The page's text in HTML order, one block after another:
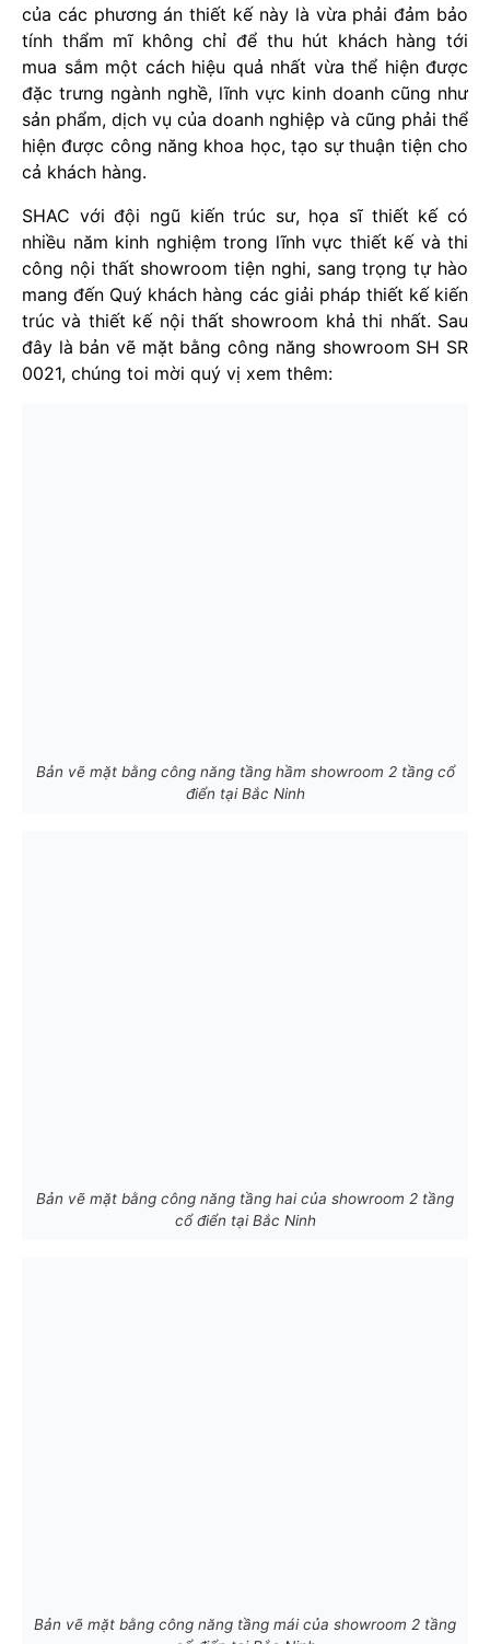
của các phương án thiết kế này là vừa phải đảm bảo
tính thẩm mĩ không chỉ để thu hút khách hàng tới
mua sắm một cách hiệu quả nhất vừa thể hiện được
đặc trưng ngành nghề, lĩnh vực kinh doanh cũng như
sản phẩm, dịch vụ của doanh nghiệp và cũng phải thể
hiện được công năng khoa học, tạo sự thuận tiện cho
cả khách hàng.
SHAC với đội ngũ kiến trúc sư, họa sĩ thiết kế có
nhiều năm kinh nghiệm trong lĩnh vực thiết kế và thi
công nội thất showroom tiện nghi, sang trọng tự hào
mang đến Quý khách hàng các giải pháp thiết kế kiến
trúc và thiết kế nội thất showroom khả thi nhất. Sau
đây là bản vẽ mặt bằng công năng showroom SH SR
0021, chúng toi mời quý vị xem thêm:
Bản vẽ mặt bằng công năng tầng hầm showroom 2 tầng cổ
điển tại Bắc Ninh
Bản vẽ mặt bằng công năng tầng hai của showroom 2 tầng
cổ điển tại Bắc Ninh
Bản vẽ mặt bằng công năng tầng mái của showroom 2 tầng